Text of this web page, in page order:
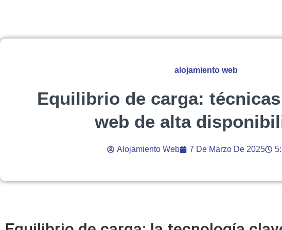
alojamiento web
Equilibrio de carga:
web de alta
Alojamiento Web 7 De Marzo De 2025